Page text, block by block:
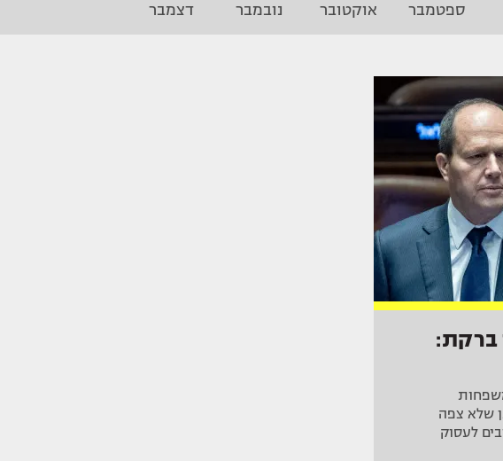
ספטמבר אוקטובר נובמבר דצמבר
ברקת:
שלא צפה
לעסוק